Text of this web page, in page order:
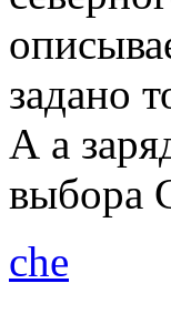
задано
А а
выбора
che